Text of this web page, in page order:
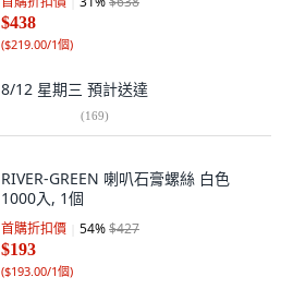
$438
($219.00/1個)
8/12 星期三 預計送達
(169)
RIVER-GREEN 喇叭石膏螺絲 白色
1000入, 1個
首購折扣價 54%$427
$193
($193.00/1個)